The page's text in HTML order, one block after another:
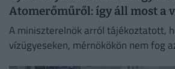
Atomerőműről: így áll most a
A miniszterelnök arról tájékoztatott,
vízügyeseken, mérnökökön nem fog